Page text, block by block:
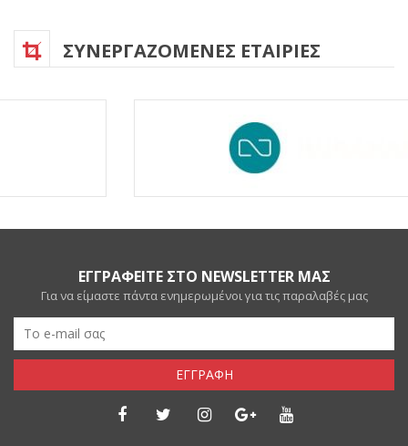
ΣΥΝΕΡΓΑΖΟΜΕΝΕΣ ΕΤΑΙΡΙΕΣ
ΕΓΓΡΑΦΕΙΤΕ ΣΤΟ NEWSLETTER ΜΑΣ
Για να είμαστε πάντα ενημερωμένοι για τις παραλαβές μας
ΕΓΓΡΑΦΗ